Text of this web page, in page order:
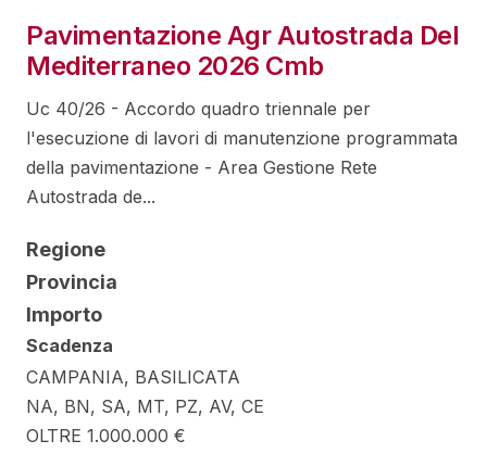
Pavimentazione Agr Autostrada Del
Mediterraneo 2026 Cmb
Uc 40/26 - Accordo quadro triennale per
l'esecuzione di lavori di manutenzione programmata
della pavimentazione - Area Gestione Rete
Autostrada de...
Regione
Provincia
Importo
Scadenza
CAMPANIA, BASILICATA
NA, BN, SA, MT, PZ, AV, CE
OLTRE 1.000.000 €